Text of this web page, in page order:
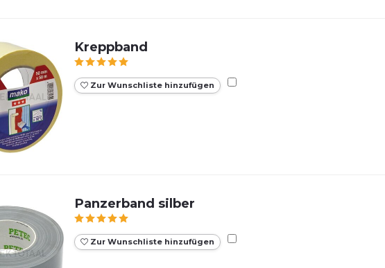
Kreppband
Zur Wunschliste hinzufügen
Panzerband silber
Zur Wunschliste hinzufügen